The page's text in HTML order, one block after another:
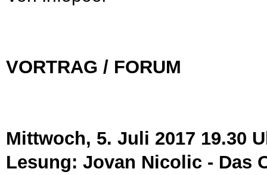
VORTRAG / FORUM
Mittwoch, 5. Juli 2017 19.30
Lesung: Jovan Nicolic - Das